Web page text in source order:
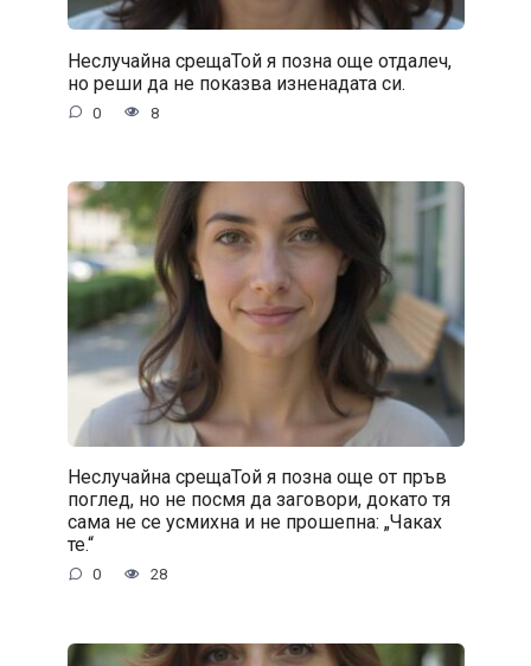
Неслучайна срещаТой я позна още отдалеч,
но реши да не показва изненадата си.
0 8
Неслучайна срещаТой я позна още от пръв
поглед, но не посмя да заговори, докато тя
сама не се усмихна и не прошепна: „Чаках
те.“
0 28